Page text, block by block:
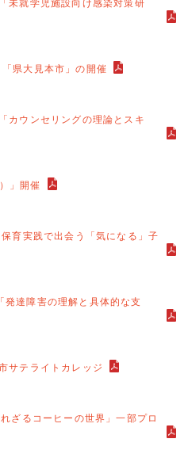
未就学児施設向け感染対策研
県大見本市」の開催
カウンセリングの理論とスキ
」開催
育実践で出会う「気になる」子
達障害の理解と具体的な支
サテライトカレッジ
ざるコーヒーの世界」一部プロ